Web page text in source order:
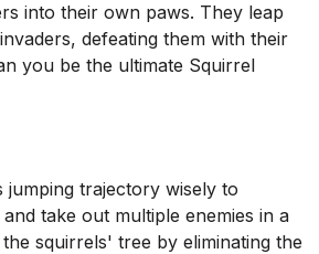
into their own paws. They leap
defeating them with their
you be the ultimate Squirrel
trajectory wisely to
take out multiple enemies in a
squirrels' tree by eliminating the